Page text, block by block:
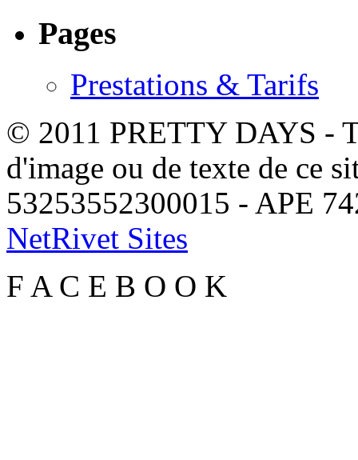
Pages
Prestations & Tarifs
© 2011 PRETTY DAYS -
d'image ou de texte de ce
53253552300015 - APE
NetRivet Sites
F A C E B O O K